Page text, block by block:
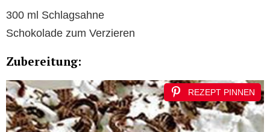
300 ml Schlagsahne
Schokolade zum Verzieren
Zubereitung:
REZEPT PINNEN